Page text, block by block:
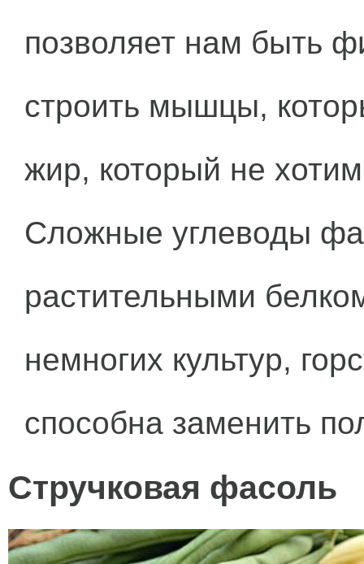
позволяет нам быть
строить мышцы,
жир, который не
Сложные углеводы
растительными
немногих культур,
способна заменить
Стручковая фасоль